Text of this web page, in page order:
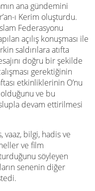
ana gündemini
ı Kerim oluşturdu.
Federasyonu
açılış konuşması ile
saldırılara atıfta
doğru bir şekilde
gerektiğinin
etkinliklerinin O’nu
ve bu
devam ettirilmesi
vaaz, bilgi, hadis ve
ve film
söyleyen
senenin diğer